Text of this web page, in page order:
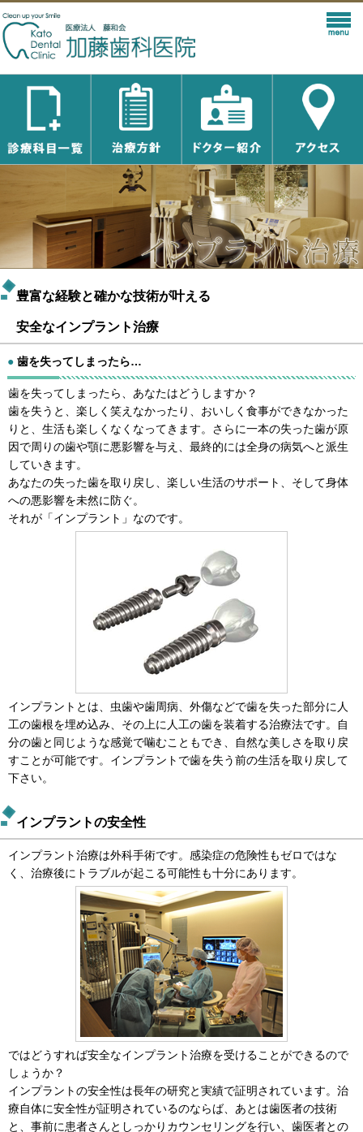
豊富な経験と確かな技術が叶える
安全なインプラント治療
●歯を失ってしまったら…
歯を失ってしまったら、あなたはどうしますか？
歯を失うと、楽しく笑えなかったり、おいしく食事ができなかった
りと、生活も楽しくなくなってきます。さらに一本の失った歯が原
因で周りの歯や顎に悪影響を与え、最終的には全身の病気へと派生
していきます。
あなたの失った歯を取り戻し、楽しい生活のサポート、そして身体
への悪影響を未然に防ぐ。
それが「インプラント」なのです。
インプラントとは、虫歯や歯周病、外傷などで歯を失った部分に人
工の歯根を埋め込み、その上に人工の歯を装着する治療法です。自
分の歯と同じような感覚で噛むこともでき、自然な美しさを取り戻
すことが可能です。インプラントで歯を失う前の生活を取り戻して
下さい。
インプラントの安全性
インプラント治療は外科手術です。感染症の危険性もゼロではな
く、治療後にトラブルが起こる可能性も十分にあります。
ではどうすれば安全なインプラント治療を受けることができるので
しょうか？
インプラントの安全性は長年の研究と実績で証明されています。治
療自体に安全性が証明されているのならば、あとは歯医者の技術
と、事前に患者さんとしっかりカウンセリングを行い、歯医者との